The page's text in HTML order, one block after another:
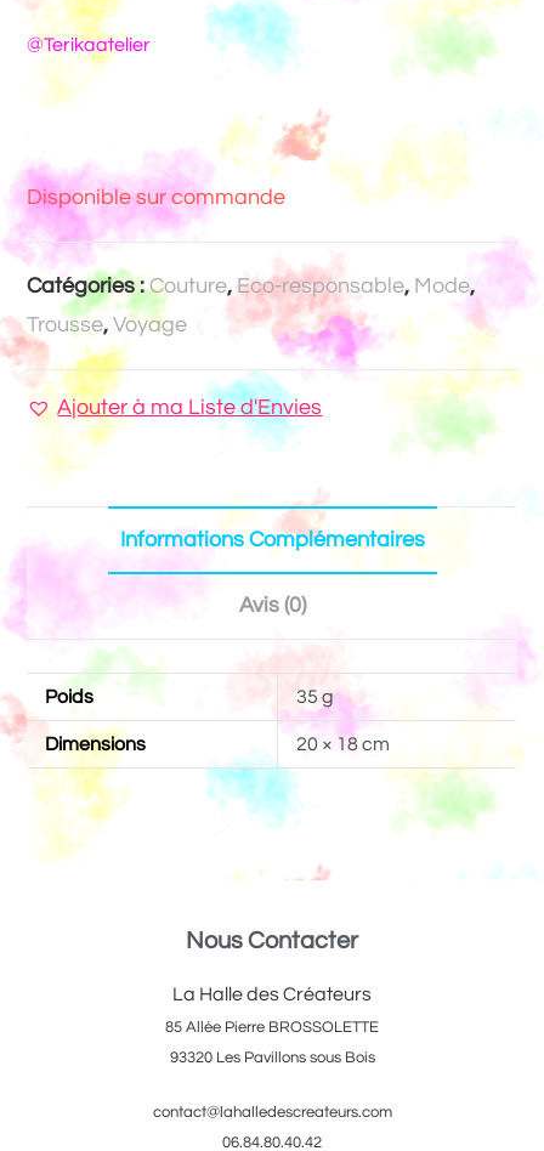
@Terikaatelier
Disponible sur commande
Catégories :Couture, Eco-responsable, Mode,
Trousse,Voyage
Ajouter à ma Liste d'Envies
Informations Complémentaires
Avis (0)
Poids 35 g
Dimensions 20 × 18 cm
Nous Contacter
La Halle des Créateurs
85 Allée Pierre BROSSOLETTE
93320 Les Pavillons sous Bois
contact@lahalledescreateurs.com
06.84.80.40.42